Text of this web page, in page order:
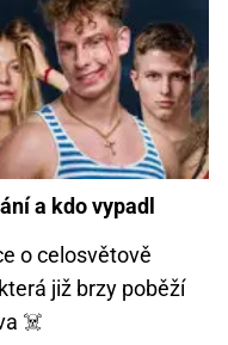
a kdo vypadl
o celosvětově
již brzy poběží
☠️